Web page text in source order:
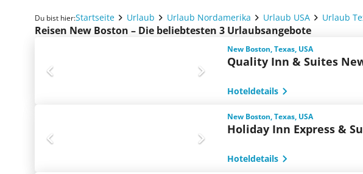
Du bist hier:Startseite Urlaub Urlaub Nordamerika Urlaub USA Urlaub
Reisen New Boston – Die beliebtesten 3 Urlaubsangebote
New Boston, Texas, USA
Quality Inn & Suites
Hoteldetails
New Boston, Texas, USA
Holiday Inn Express &
Hoteldetails